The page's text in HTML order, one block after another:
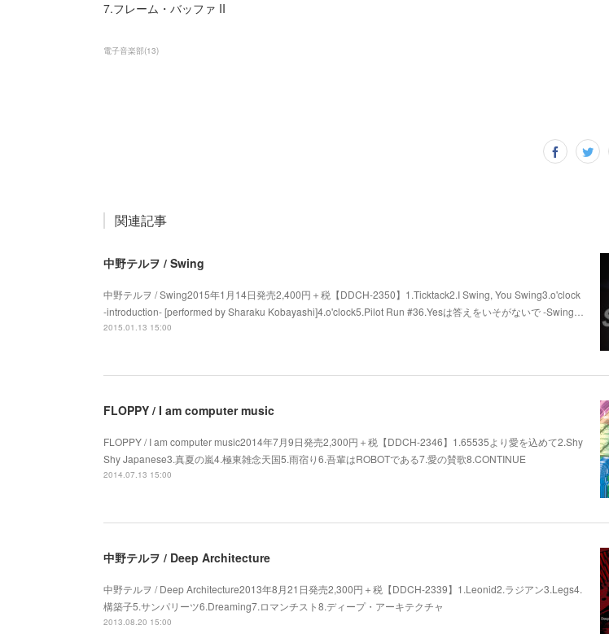
7.フレーム・バッファ II
電子音楽部(13)
関連記事
中野テルヲ / Swing
中野テルヲ / Swing2015年1月14日発売2,400円＋税【DDCH-2350】1.Ticktack2.I Swing, You Swing3.o'clock
-introduction- [performed by Sharaku Kobayashi]4.o'clock5.Pilot Run #36.Yesは答えをいそがないで -Swing…
2015.01.13 15:00
FLOPPY / I am computer music
FLOPPY / I am computer music2014年7月9日発売2,300円＋税【DDCH-2346】1.65535より愛を込めて2.Shy
Shy Japanese3.真夏の嵐4.極東雑念天国5.雨宿り6.吾輩はROBOTである7.愛の賛歌8.CONTINUE
2014.07.13 15:00
中野テルヲ / Deep Architecture
中野テルヲ / Deep Architecture2013年8月21日発売2,300円＋税【DDCH-2339】1.Leonid2.ラジアン3.Legs4.
構築子5.サンパリーツ6.Dreaming7.ロマンチスト8.ディープ・アーキテクチャ
2013.08.20 15:00